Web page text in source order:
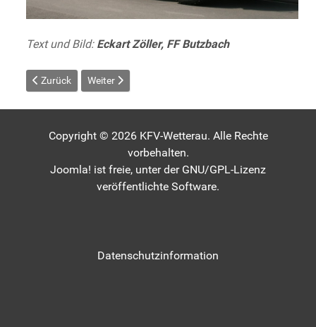
Text und Bild: Eckart Zöller, FF Butzbach
Vorheriger Beitrag: Butzbach: Drei Generationen TLF in Szene
Zurück Nächster Beitrag: FF Ortenberg-Bergheim: neuer
Weiter
Copyright © 2026 KFV-Wetterau. Alle Rechte
vorbehalten.
Joomla! ist freie, unter der GNU/GPL-Lizenz
veröffentlichte Software.
Datenschutzinformation